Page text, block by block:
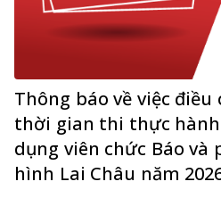
Thông báo về việc
thời gian thi thực hành
dụng viên chức Báo
hình Lai Châu năm